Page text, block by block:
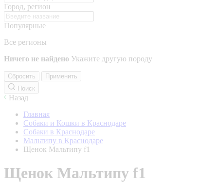
Город, регион
Популярные
Все регионы
Ничего не найдено Укажите другую породу
Сбросить
Применить
Поиск
Назад
Главная
Собаки и Кошки в Краснодаре
Собаки в Краснодаре
Мальтипу в Краснодаре
Щенок Мальтипу f1
Щенок Мальтипу f1